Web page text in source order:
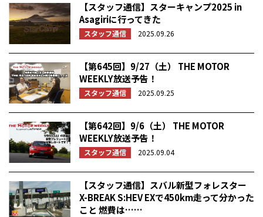
【スタッフ通信】スターキャンプ2025 in
Asagiriに行ってきた
スタッフ通信 2025.09.26
【第645回】9/27（土） THE MOTOR
WEEKLY放送予告！
スタッフ通信 2025.09.25
【第642回】9/6（土） THE MOTOR
WEEKLY放送予告！
スタッフ通信 2025.09.04
【スタッフ通信】スバル新型フォレスター
X-BREAK S:HEV EXで450km走って分かった
こと 燃費は……